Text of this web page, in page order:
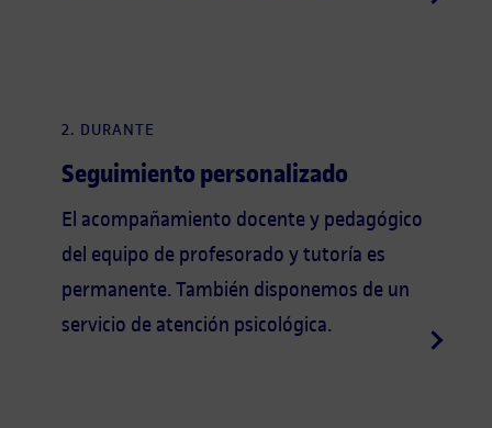
2. DURANTE
Seguimiento personalizado
El acompañamiento docente y pedagógico
del equipo de profesorado y tutoría es
permanente. También disponemos de un
servicio de atención psicológica.